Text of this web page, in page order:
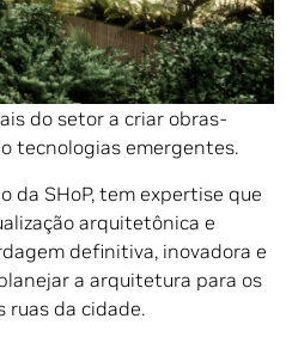
de arquitetura com
Fan e sua equipe têm como
do setor a criar obras-
tecnologias emergentes.
da SHoP, tem expertise que
arquitetônica e
definitiva, inovadora e
a arquitetura para os
ruas da cidade.